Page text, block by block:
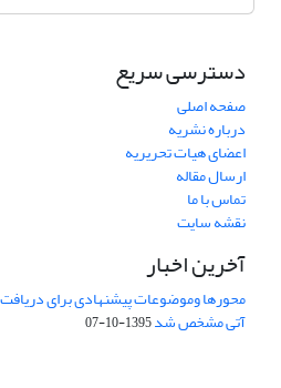
دسترسی سریع
صفحه اصلی
درباره نشریه
اعضای هیات تحریریه
ارسال مقاله
تماس با ما
نقشه سایت
آخرین اخبار
محورها وموضوعات پیشنهادی برای
آتی مشخص شد1395-10-07